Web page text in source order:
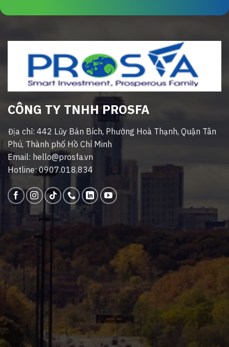
CÔNG TY TNHH PROSFA
Địa chỉ: 442 Lũy Bán Bích, Phường Hoà Thạnh, Quận Tân
Phú, Thành phố Hồ Chí Minh
Email: hello@prosfa.vn
Hotline: 0907.018.834